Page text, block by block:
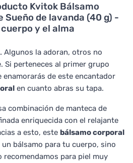
Kvitok Bálsamo
de lavanda (40 g) -
y el alma
Algunos la adoran, otros no
Si perteneces al primer grupo
enamorarás de este encantador
en cuanto abras su tapa.
combinación de manteca de
enriquecida con el relajante
a esto, este bálsamo corporal
bálsamo para tu cuerpo, sino
recomendamos para piel muy